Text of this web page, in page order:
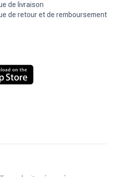
de livraison
de retour et de remboursement